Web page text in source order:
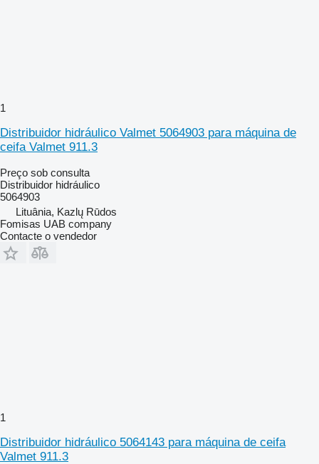
1
Distribuidor hidráulico Valmet 5064903 para máquina de
ceifa Valmet 911.3
Preço sob consulta
Distribuidor hidráulico
5064903
Lituânia, Kazlų Rūdos
Fomisas UAB company
Contacte o vendedor
1
Distribuidor hidráulico 5064143 para máquina de ceifa
Valmet 911.3